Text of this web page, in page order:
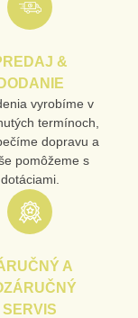
&
DODANIE
vyrobíme v
termínoch,
dopravu a
pomôžeme s
dotáciami.
A
SERVIS